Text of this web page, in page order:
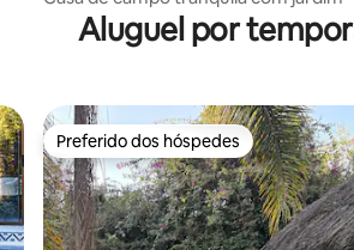
Aluguel por
Preferido dos hóspedes
Preferido dos hóspedes